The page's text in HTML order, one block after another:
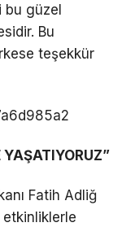
bu güzel
Bu
teşekkür
YAŞATIYORUZ”
Fatih Adliğ